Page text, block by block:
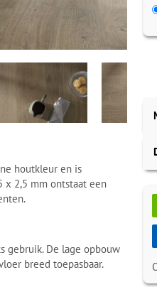
houtkleur en is
x 2,5 mm ontstaat een
gebruik. De lage opbouw
breed toepasbaar.